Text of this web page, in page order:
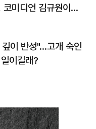
미디언 김규원이었
이 반성"…고개 숙인
이길래?